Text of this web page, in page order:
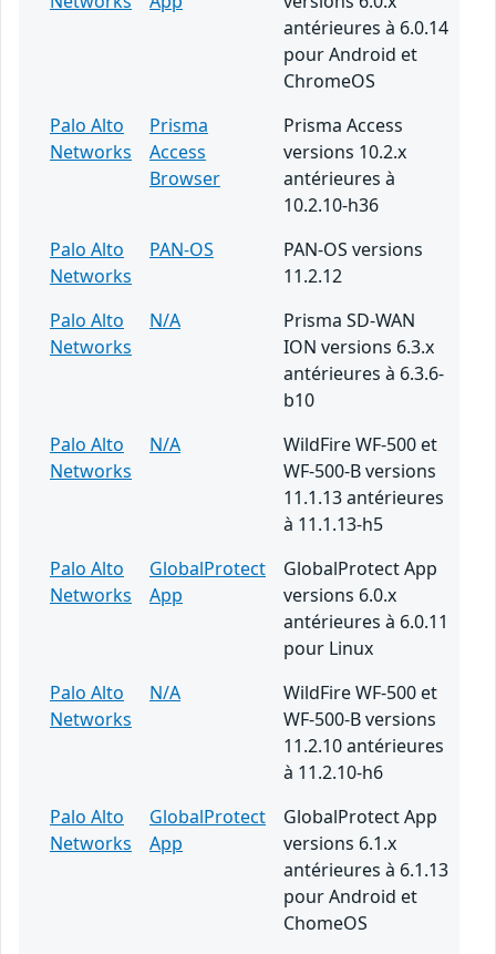
antérieures à 6.0.14
pour Android et
ChromeOS
Palo Alto
Networks
Prisma
Access
Browser
Prisma Access
versions 10.2.x
antérieures à
10.2.10-h36
Palo Alto
Networks
PAN-OS
PAN-OS versions
11.2.12
Palo Alto
Networks
N/A
Prisma SD-WAN
ION versions 6.3.x
antérieures à 6.3.6-
b10
Palo Alto
Networks
N/A
WildFire WF-500 et
WF-500-B versions
11.1.13 antérieures
à 11.1.13-h5
Palo Alto
Networks
GlobalProtect
App
GlobalProtect App
versions 6.0.x
antérieures à 6.0.11
pour Linux
Palo Alto
Networks
N/A
WildFire WF-500 et
WF-500-B versions
11.2.10 antérieures
à 11.2.10-h6
Palo Alto
Networks
GlobalProtect
App
GlobalProtect App
versions 6.1.x
antérieures à 6.1.13
pour Android et
ChomeOS